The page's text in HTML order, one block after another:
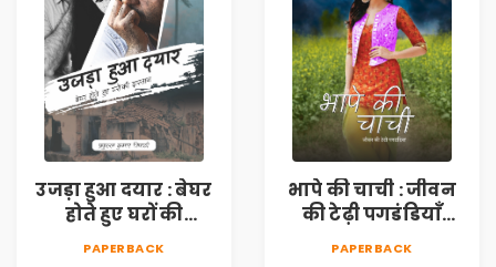
उजड़ा हुआ दयार : बेघर
होते हुए घरों की
PAPERBACK
भापे की चाची : जीवन
की टेढ़ी पगडंडियाँ
PAPERBACK